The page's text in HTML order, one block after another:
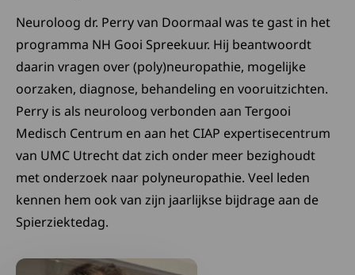
Neuroloog dr. Perry van Doormaal was te gast in het
programma NH Gooi Spreekuur. Hij beantwoordt
daarin vragen over (poly)neuropathie, mogelijke
oorzaken, diagnose, behandeling en vooruitzichten.
Perry is als neuroloog verbonden aan Tergooi
Medisch Centrum en aan het CIAP expertisecentrum
van UMC Utrecht dat zich onder meer bezighoudt
met onderzoek naar polyneuropathie. Veel leden
kennen hem ook van zijn jaarlijkse bijdrage aan de
Spierziektedag.